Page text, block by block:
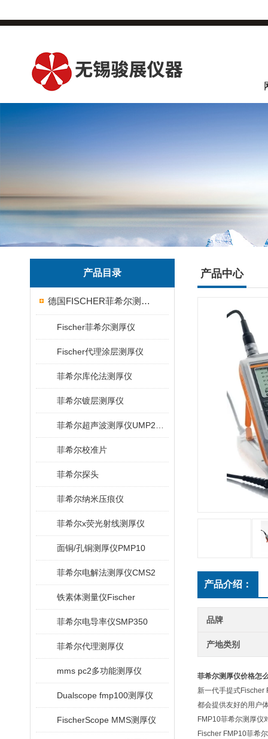
产品目录
德国FISCHER菲希尔测厚仪
Fischer菲希尔测厚仪
Fischer代理涂层测厚仪
菲希尔库伦法测厚仪
菲希尔镀层测厚仪
菲希尔校准片
菲希尔探头
菲希尔纳米压痕仪
菲希尔x荧光射线测厚仪
面铜/孔铜测厚仪PMP10
菲希尔电解法测厚仪CMS2
铁素体测量仪Fischer
菲希尔电导率仪SMP350
菲希尔代理测厚仪
mms pc2多功能测厚仪
Dualscope fmp100测厚仪
FischerScope MMS测厚仪
产品中心
产品介绍：
品牌
产地类别
菲希尔测厚仪价格怎
新一代手提式Fischer
都会提供友好的用户
FMP10菲希尔测厚仪
Fischer FMP10菲希